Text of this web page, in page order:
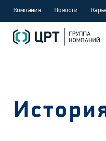
Компания Новости